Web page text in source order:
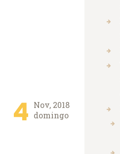
4 Nov, 2018
domingo